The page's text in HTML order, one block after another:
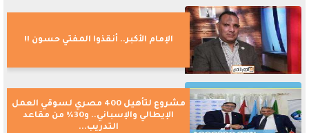
الإمام الأكبر.. أنقذوا المفتي حسون !!
مشروع لتأهيل 400 مصري لسوقي العمل
الإيطالي والإسباني.. و30% من مقاعد
التدريب...